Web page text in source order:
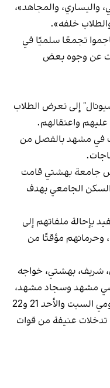
واليساري، والمجاهد»،
خلفه».
تجمعًا سلميًا في
عن وجوه بعض
إلى تعرض الطلاب
واعتقالهم.
في مشهد بالفصل من
جامعة بهشتي قامت
غرف السكن الجامعي بهدف
بإحالة ملفاتهم إلى
وحرمانهم مؤقتًا من
شريف، بهشتي، خواجه
مشهد وسجاد مشهد،
قد نظموا تجمعات احتجاجية خلال يومي السبت والأحد 21 و22
عنيفة من قوات